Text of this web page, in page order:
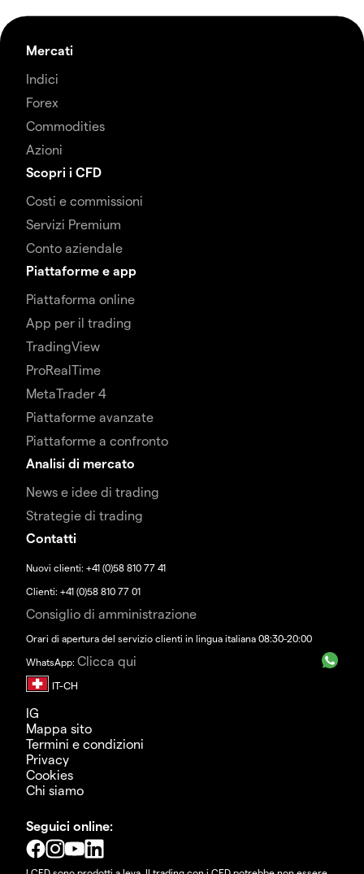
Mercati
Indici
Forex
Commodities
Azioni
Scopri i CFD
Costi e commissioni
Servizi Premium
Conto aziendale
Piattaforme e app
Piattaforma online
App per il trading
TradingView
ProRealTime
MetaTrader 4
Piattaforme avanzate
Piattaforme a confronto
Analisi di mercato
News e idee di trading
Strategie di trading
Contatti
Nuovi clienti: +41 (0)58 810 77 41
Clienti: +41 (0)58 810 77 01
Consiglio di amministrazione
Orari di apertura del servizio clienti in lingua italiana 08:30-20:00
WhatsApp: Clicca qui
IG
Mappa sito
Termini e condizioni
Privacy
Cookies
Chi siamo
Seguici online: